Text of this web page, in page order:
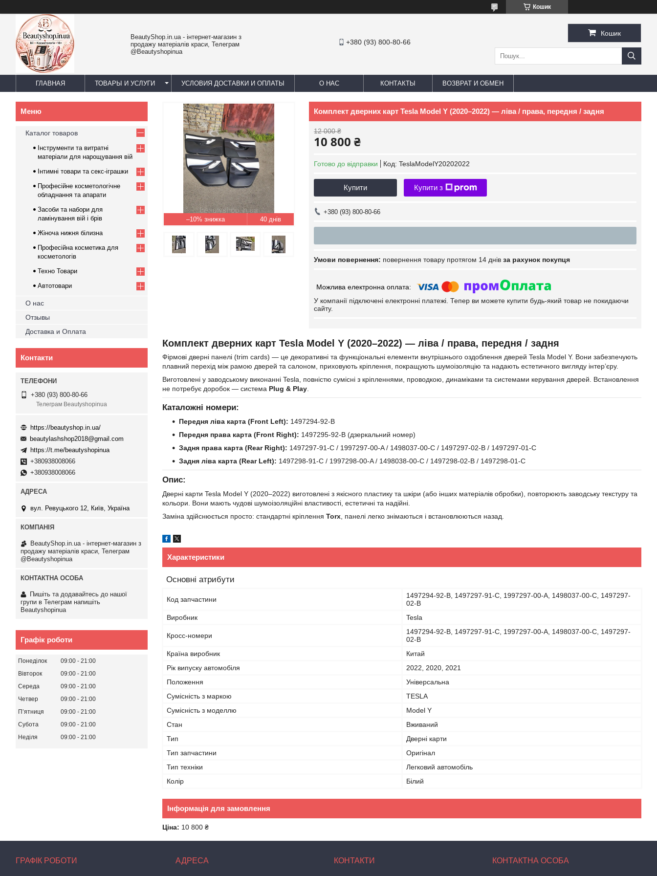
Кошик
BeautyShop.in.ua - інтернет-магазин з
продажу матеріалів краси, Телеграм
@Beautyshopinua
+380 (93) 800-80-66
Кошик
ГЛАВНАЯ ТОВАРЫ И УСЛУГИ УСЛОВИЯ ДОСТАВКИ И ОПЛАТЫ О НАС КОНТАКТЫ ВОЗВРАТ И ОБМЕН
–10% 40 днів
Комплект дверних карт Tesla Model Y (2020–2022) — ліва / права, передня / задня
12 000 ₴
10 800 ₴
Готово до відправки Код: TeslaModelY20202022
Купити Купити з
+380 (93) 800-80-66
повернення товару протягом 14 днів за рахунок покупця
У компанії підключені електронні платежі. Тепер ви можете купити будь-який товар не покидаючи
сайту.
Комплект дверних карт Tesla Model Y (2020–2022) — ліва / права, передня / задня
Фірмові дверні панелі (trim cards) — це декоративні та функціональні елементи внутрішнього оздоблення дверей Tesla Model Y. Вони забезпечують
плавний перехід між рамою дверей та салоном, приховують кріплення, покращують шумоізоляцію та надають естетичного вигляду інтер’єру.
Виготовлені у заводському виконанні Tesla, повністю сумісні з кріпленнями, проводкою, динаміками та системами керування дверей. Встановлення
не потребує доробок — система Plug & Play
Каталожні номери:
Передня ліва карта (Front Left): 1497294-92-B
Передня права карта (Front Right): 1497295-92-B (дзеркальний номер)
Задня права карта (Rear Right): 1497297-91-C / 1997297-00-A / 1498037-00-C / 1497297-02-B / 1497297-01-C
Задня ліва карта (Rear Left): 1497298-91-C / 1997298-00-A / 1498038-00-C / 1497298-02-B / 1497298-01-C
Опис:
Дверні карти Tesla Model Y (2020–2022) виготовлені з якісного пластику та шкіри (або інших матеріалів обробки), повторюють заводську текстуру та
кольори. Вони мають чудові шумоізоляційні властивості, естетичні та надійні.
Заміна здійснюється просто: стандартні кріплення Torx , панелі легко знімаються і встановлюються назад.
Характеристики
Основні атрибути
Код запчастини
1497294-92-B, 1497297-91-C, 1997297-00-A, 1498037-00-C, 1497297-
02-B
Виробник
Tesla
Кросс-номери
1497294-92-B, 1497297-91-C, 1997297-00-A, 1498037-00-C, 1497297-
02-B
Країна виробник
Китай
Рік випуску автомобіля
2022, 2020, 2021
Положення
Універсальна
Сумісність з маркою
TESLA
Сумісність з моделлю
Model Y
Стан
Вживаний
Тип
Дверні карти
Тип запчастини
Оригінал
Тип техніки
Легковий автомобіль
Колір
Білий
Інформація для замовлення
Ціна: 10 800 ₴
Каталог товаров
Інструменти та витратні
матеріали для нарощування вій
Інтимні товари та секс-іграшки
Професійне косметологічне
обладнання та апарати
Засоби та набори для
ламінування вій і брів
Жіноча нижня білизна
Професійна косметика для
косметологів
Техно Товари
Автотовари
О нас
Отзывы
Доставка и Оплата
Контакти
+380 (93) 800-80-66
Телеграм Beautyshopinua
https://beautyshop.in.ua/
beautylashshop2018@gmail.com
https://t.me/beautyshopinua
+380938008066
+380938008066
вул. Ревуцького 12, Київ, Україна
BeautyShop.in.ua - інтернет-магазин з
продажу матеріалів краси, Телеграм
@Beautyshopinua
Пишіть та додавайтесь до нашої
групи в Телеграм напишіть
Beautyshopinua
Графік роботи
Понеділок 09:00
21:00
Вівторок
09:00
21:00
Середа
09:00
21:00
Четвер
09:00
21:00
Пʼятниця
09:00
21:00
Субота
09:00
21:00
Неділя
09:00 21:00
ГРАФІК РОБОТИ